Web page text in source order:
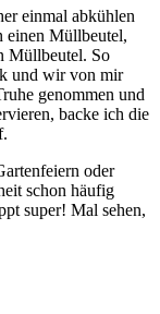
einmal abkühlen
einen Müllbeutel,
Müllbeutel. So
und wir von mir
genommen und
backe ich die
oder
schon häufig
super! Mal sehen,